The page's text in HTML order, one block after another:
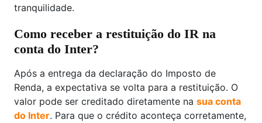
tranquilidade.
Como receber a restituição do IR na
conta do Inter?
Após a entrega da declaração do Imposto de
Renda, a expectativa se volta para a restituição. O
valor pode ser creditado diretamente na sua conta
do Inter. Para que o crédito aconteça corretamente,